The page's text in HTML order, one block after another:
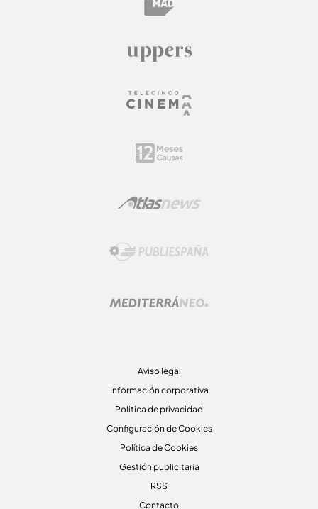
Aviso legal
Información corporativa
Politica de privacidad
Configuración de Cookies
Política de Cookies
Gestión publicitaria
RSS
Contacto